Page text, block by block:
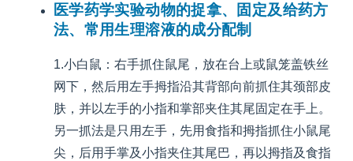
医学药学实验动物的捉拿、固定及给药方
法、常用生理溶液的成分配制
1.小白鼠：右手抓住鼠尾，放在台上或鼠笼盖铁丝
网下，然后用左手拇指沿其背部向前抓住其颈部皮
肤，并以左手的小指和掌部夹住其尾固定在手上。
另一抓法是只用左手，先用食指和拇指抓住小鼠尾
尖，后用手掌及小指夹住其尾巴，再以拇指及食指